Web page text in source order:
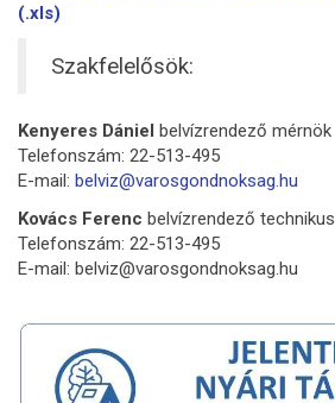
(.xls)
Szakfelelősök:
Kenyeres Dániel belvízrendező mérnök
Telefonszám: 22-513-495
E-mail: belviz@varosgondnoksag.hu
Kovács Ferenc belvízrendező technikus
Telefonszám: 22-513-495
E-mail: belviz@varosgondnoksag.hu